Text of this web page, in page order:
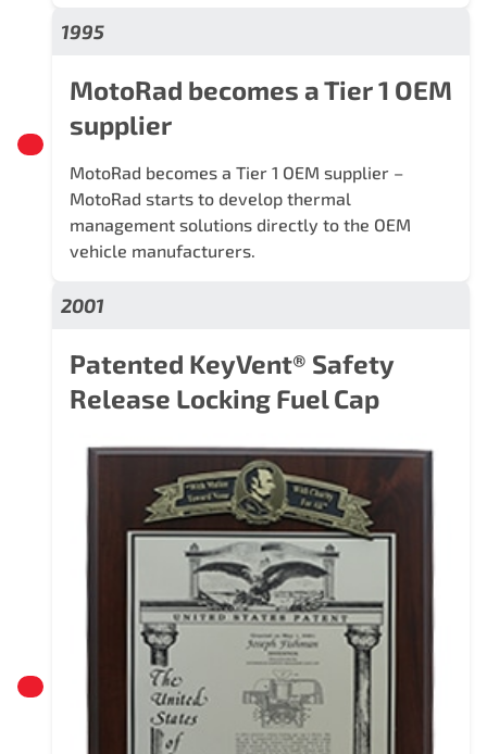
1995
MotoRad becomes a Tier 1 OEM
supplier
MotoRad becomes a Tier 1 OEM supplier –
MotoRad starts to develop thermal
management solutions directly to the OEM
vehicle manufacturers.
2001
Patented KeyVent® Safety
Release Locking Fuel Cap